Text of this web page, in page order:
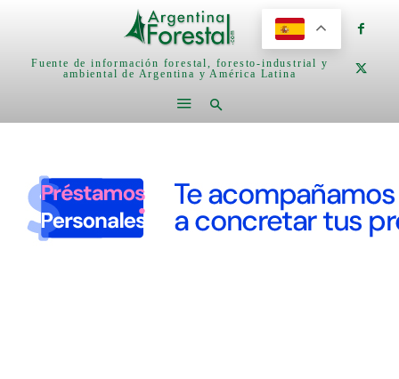
Fuente de información forestal, foresto-industrial y
ambiental de Argentina y América Latina